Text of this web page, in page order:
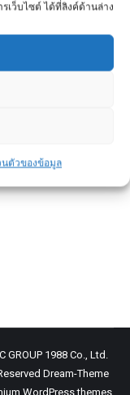
เว็บไซต์ ได้ที่ลิงค์ด้านล่าง
ตัวของข้อมูล
จรูป
ากที่สุดใน
GROUP 1988 Co., Ltd.
Dream-Theme
WordPress themes